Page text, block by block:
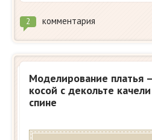
2 комментария
Моделирование платья
косой с декольте
спине